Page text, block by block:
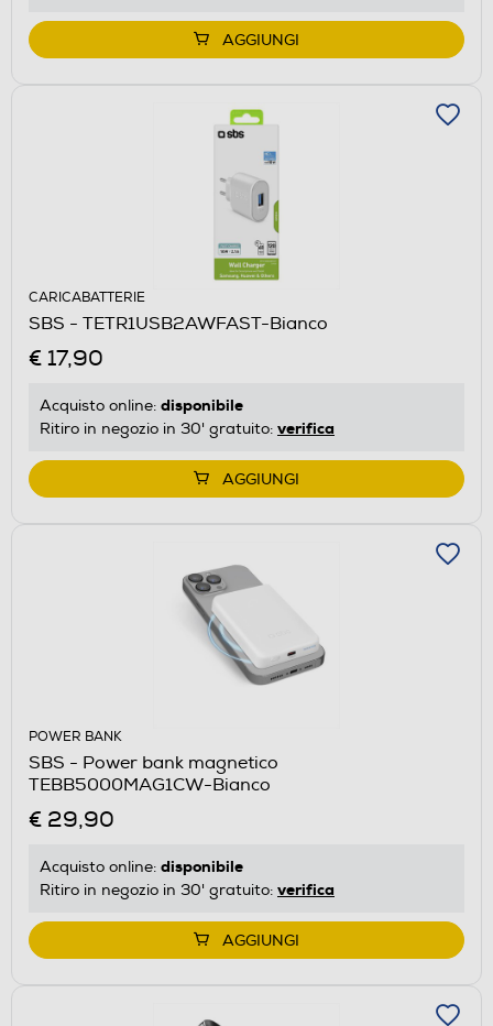
AGGIUNGI
CARICABATTERIE
SBS - TETR1USB2AWFAST-Bianco
€ 17,90
Acquisto online: disponibile
Ritiro in negozio in 30' gratuito: verifica
AGGIUNGI
POWER BANK
SBS - Power bank magnetico
TEBB5000MAG1CW-Bianco
€ 29,90
Acquisto online: disponibile
Ritiro in negozio in 30' gratuito: verifica
AGGIUNGI